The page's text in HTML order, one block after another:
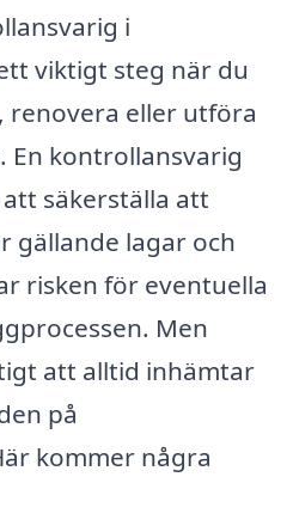
i
viktigt steg när du
renovera eller utföra
kontrollansvarig
säkerställa att
gällande lagar och
risken för eventuella
Men
att alltid inhämtar
på
kommer några